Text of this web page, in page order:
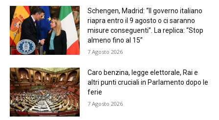
Schengen, Madrid: “Il governo italiano
riapra entro il 9 agosto o ci saranno
misure conseguenti”. La replica: “Stop
almeno fino al 15”
7 Agosto 2026
Caro benzina, legge elettorale, Rai e
altri punti cruciali in Parlamento dopo le
ferie
7 Agosto 2026